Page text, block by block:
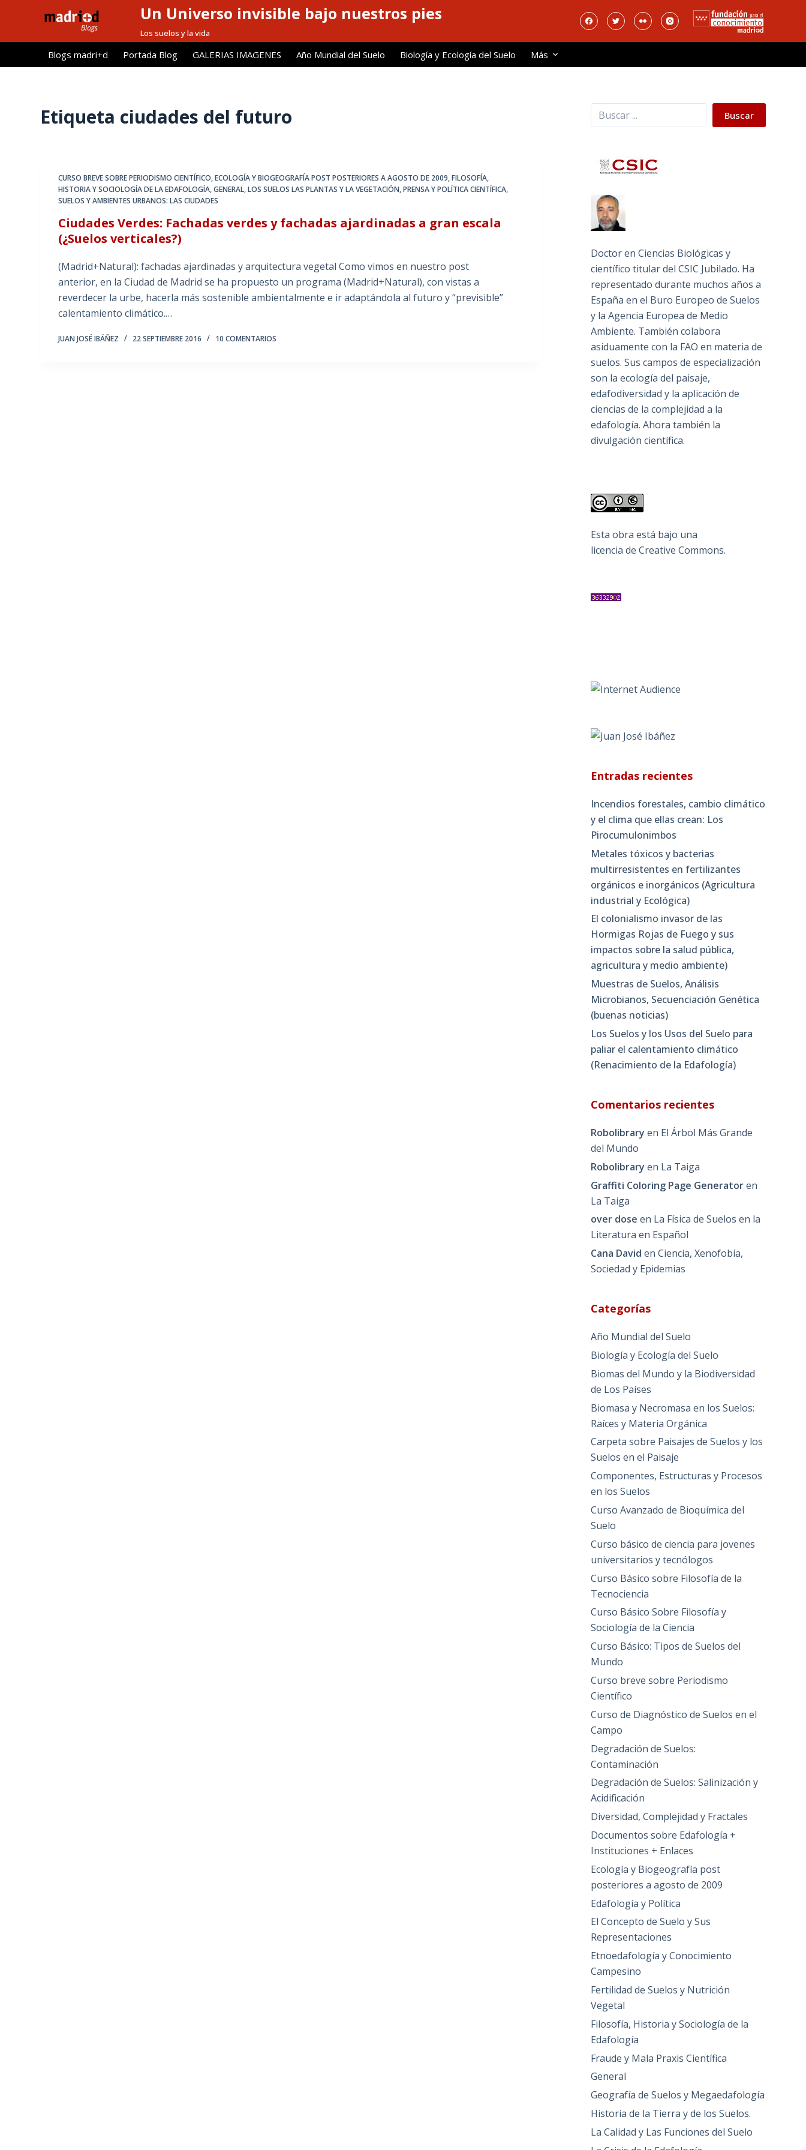
l
Un Universo invisible bajo nuestros pies
Los suelos y la vida
Blogs madri+d Portada Blog GALERIAS IMAGENES Año Mundial del Suelo Biología y Ecología del Suelo Más
Etiqueta ciudades del futuro
CURSO BREVE SOBRE PERIODISMO CIENTÍFICO,ECOLOGÍA Y BIOGEOGRAFÍA POST POSTERIORES A AGOSTO DE 2009,FILOSOFÍA,
HISTORIA Y SOCIOLOGÍA DE LA EDAFOLOGÍA,GENERAL,LOS SUELOS LAS PLANTAS Y LA VEGETACIÓN,PRENSA Y POLÍTICA CIENTÍFICA,
SUELOS Y AMBIENTES URBANOS: LAS CIUDADES
Ciudades Verdes: Fachadas verdes y fachadas ajardinadas a gran escala
(¿Suelos verticales?)
(Madrid+Natural): fachadas ajardinadas y arquitectura vegetal Como vimos en nuestro post
anterior, en la Ciudad de Madrid se ha propuesto un programa (Madrid+Natural), con vistas a
reverdecer la urbe, hacerla más sostenible ambientalmente e ir adaptándola al futuro y “previsible”
calentamiento climático.…
JUAN JOSÉ IBÁÑEZ 22 SEPTIEMBRE 2016 10 COMENTARIOS
Buscar Buscar
Doctor en Ciencias Biológicas y
científico titular del CSIC Jubilado. Ha
representado durante muchos años a
España en el Buro Europeo de Suelos
y la Agencia Europea de Medio
Ambiente. También colabora
asiduamente con la FAO en materia de
suelos. Sus campos de especialización
son la ecología del paisaje,
edafodiversidad y la aplicación de
ciencias de la complejidad a la
edafología. Ahora también la
divulgación científica.
Esta obra está bajo una
licencia de Creative Commons.
Entradas recientes
Incendios forestales, cambio climático
y el clima que ellas crean: Los
Pirocumulonimbos
Metales tóxicos y bacterias
multirresistentes en fertilizantes
orgánicos e inorgánicos (Agricultura
industrial y Ecológica)
El colonialismo invasor de las
Hormigas Rojas de Fuego y sus
impactos sobre la salud pública,
agricultura y medio ambiente)
Muestras de Suelos, Análisis
Microbianos, Secuenciación Genética
(buenas noticias)
Los Suelos y los Usos del Suelo para
paliar el calentamiento climático
(Renacimiento de la Edafología)
Comentarios recientes
Robolibrary en El Árbol Más Grande
del Mundo
Robolibrary en La Taiga
Graffiti Coloring Page Generatoren
La Taiga
over dose en La Física de Suelos en la
Literatura en Español
Cana David enCiencia, Xenofobia,
Sociedad y Epidemias
Categorías
Año Mundial del Suelo
Biología y Ecología del Suelo
Biomas del Mundo y la Biodiversidad
de Los Países
Biomasa y Necromasa en los Suelos:
Raíces y Materia Orgánica
Carpeta sobre Paisajes de Suelos y los
Suelos en el Paisaje
Componentes, Estructuras y Procesos
en los Suelos
Curso Avanzado de Bioquímica del
Suelo
Curso básico de ciencia para jovenes
universitarios y tecnólogos
Curso Básico sobre Filosofía de la
Tecnociencia
Curso Básico Sobre Filosofía y
Sociología de la Ciencia
Curso Básico: Tipos de Suelos del
Mundo
Curso breve sobre Periodismo
Científico
Curso de Diagnóstico de Suelos en el
Campo
Degradación de Suelos:
Contaminación
Degradación de Suelos: Salinización y
Acidificación
Diversidad, Complejidad y Fractales
Documentos sobre Edafología +
Instituciones + Enlaces
Ecología y Biogeografía post
posteriores a agosto de 2009
Edafología y Política
El Concepto de Suelo y Sus
Representaciones
Etnoedafología y Conocimiento
Campesino
Fertilidad de Suelos y Nutrición
Vegetal
Filosofía, Historia y Sociología de la
Edafología
Fraude y Mala Praxis Científica
General
Geografía de Suelos y Megaedafología
Historia de la Tierra y de los Suelos.
La Calidad y Las Funciones del Suelo